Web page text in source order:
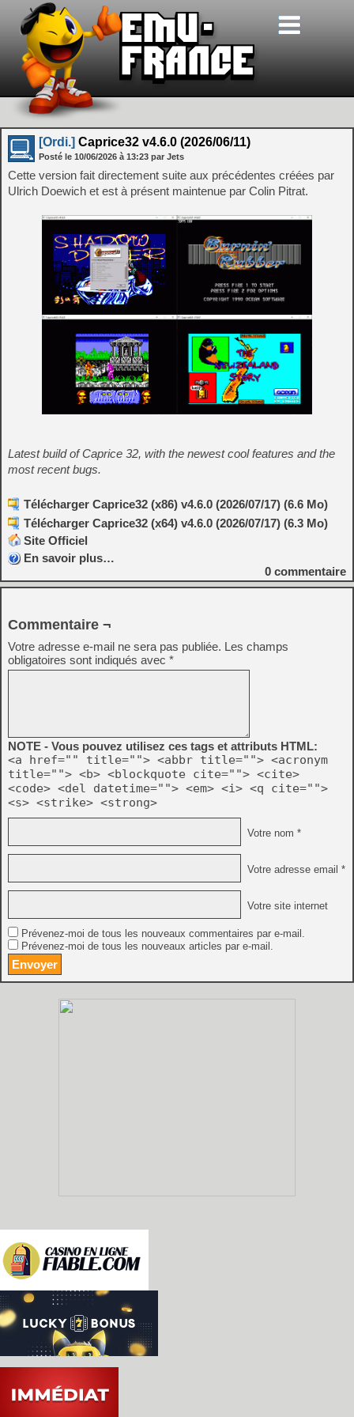
[Ordi.] Caprice32 v4.6.0 (2026/06/11)
Posté le 10/06/2026 à 13:23 par Jets
Cette version fait directement suite aux précédentes créées par
Ulrich Doewich et est à présent maintenue par Colin Pitrat.
Latest build of Caprice 32, with the newest cool features and the
most recent bugs.
Télécharger Caprice32 (x86) v4.6.0 (2026/07/17) (6.6 Mo)
Télécharger Caprice32 (x64) v4.6.0 (2026/07/17) (6.3 Mo)
Site Officiel
En savoir plus…
0 commentaire
Commentaire ¬
Votre adresse e-mail ne sera pas publiée. Les champs
obligatoires sont indiqués avec *
NOTE - Vous pouvez utilisez ces tags et attributs HTML:
<a href="" title=""> <abbr title=""> <acronym
title=""> <b> <blockquote cite=""> <cite>
<code> <del datetime=""> <em> <i> <q cite="">
<s> <strike> <strong>
Votre nom *
Votre adresse email *
Votre site internet
Prévenez-moi de tous les nouveaux commentaires par e-mail.
Prévenez-moi de tous les nouveaux articles par e-mail.